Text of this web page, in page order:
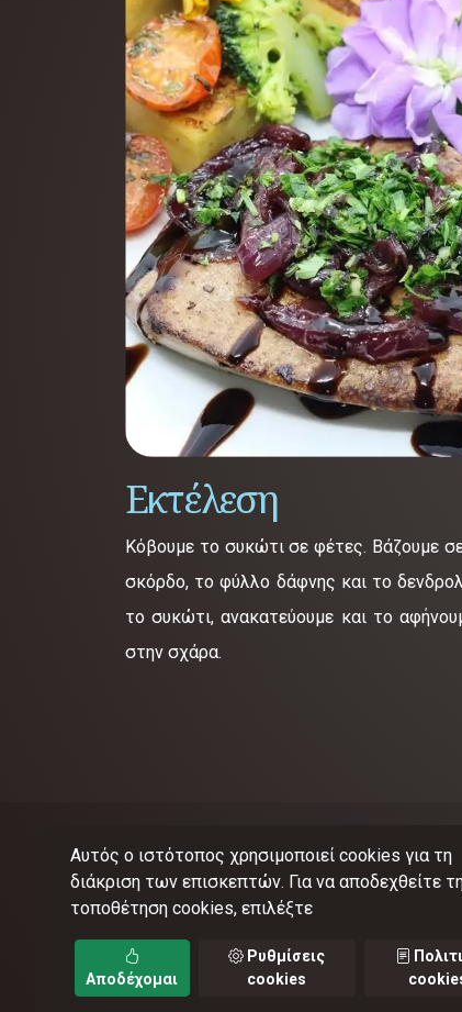
Εκτέλεση
Κόβουμε το συκώτι σε φέτες. Βάζουμε
σκόρδο, το φύλλο δάφνης και το
το συκώτι, ανακατεύουμε και το
στην σχάρα.
©
Αυτός ο ιστότοπος χρησιμοποιεί cookies για τη
διάκριση των επισκεπτών. Για να αποδεχθείτε
τοποθέτηση cookies, επιλέξτε
Αποδέχομαι
Ρυθμίσεις
cookies